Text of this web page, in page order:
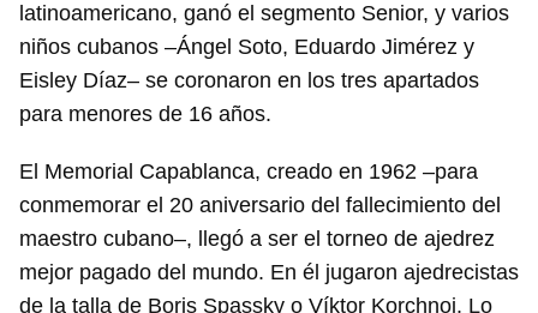
latinoamericano, ganó el segmento Senior, y varios
niños cubanos –Ángel Soto, Eduardo Jimérez y
Eisley Díaz– se coronaron en los tres apartados
para menores de 16 años.
El Memorial Capablanca, creado en 1962 –para
conmemorar el 20 aniversario del fallecimiento del
maestro cubano–, llegó a ser el torneo de ajedrez
mejor pagado del mundo. En él jugaron ajedrecistas
de la talla de Boris Spassky o Víktor Korchnoi. Lo